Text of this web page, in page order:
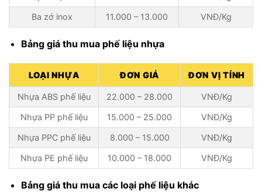
Ba zớ inox 11.000 – 13.000 VNĐ/Kg
Bảng giá thu mua phế liệu nhựa
LOẠI NHỰA ĐƠN GIÁ ĐƠN VỊ TÍNH
Nhựa ABS phế liệu 22.000 – 28.000 VNĐ/Kg
Nhựa PP phế liệu 15.000 – 25.000 VNĐ/Kg
Nhựa PPC phế liệu 8.000 – 15.000 VNĐ/Kg
Nhựa PE phế liệu 10.000 – 18.000 VNĐ/Kg
Bảng giá thu mua các loại phế liệu khác